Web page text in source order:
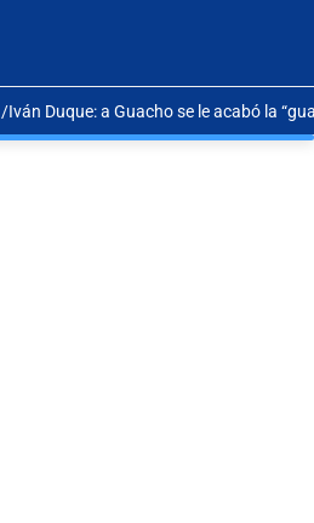
Iván Duque: a Guacho se le acabó la